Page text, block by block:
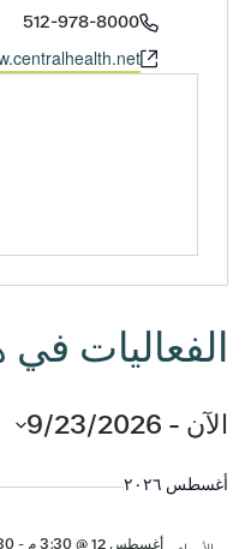
الهاتف512-978-8000
الموقع
الفعاليات في
الآن -
9/23/2026
التاريخ.
أغسطس ٢٠٢٦
أغسطس 12 @ 3:30 م -